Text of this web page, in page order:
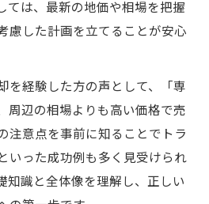
ては、最新の地価や相場を把握
慮した計画を立てることが安心
を経験した方の声として、「専
周辺の相場よりも高い価格で売
注意点を事前に知ることでトラ
いった成功例も多く見受けられ
知識と全体像を理解し、正しい